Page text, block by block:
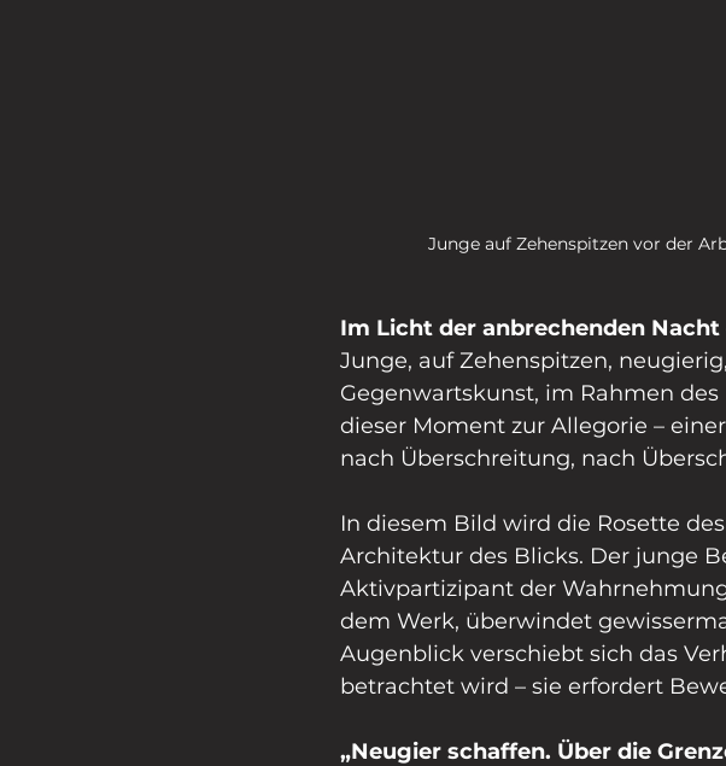
Junge auf Zehenspitzen vor der
Im Licht der anbrechenden Nacht
Junge, auf Zehenspitzen,
Gegenwartskunst, im Rahmen
dieser Moment zur Allegorie –
nach Überschreitung, nach
In diesem Bild wird die Rosette
Architektur des Blicks. Der junge
Aktivpartizipant der
dem Werk, überwindet
Augenblick verschiebt sich das
betrachtet wird – sie erfordert
„Neugier schaffen. Über die